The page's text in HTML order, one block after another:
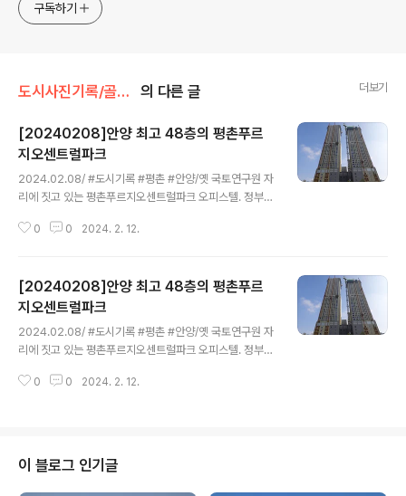
구독하기
도시사진기록/골목풍경 의 다른 글 더보기
[20240208]안양 최고 48층의 평촌푸르
지오센트럴파크
2024.02.08/ #도시기록 #평촌 #안양/옛 국토연구원 자
리에 짓고 있는 평촌푸르지오센트럴파크 오피스텔. 정부의
되어 철거돤 국토연구원 자리에 현재 45-48층의 높이의
동안구 시민대로 254(관양동 1591-6)에 준공한 국토연
구원 건물은 지하 2층~지상 10층(연면적 1만9천961㎡)
규모로 정부의 공기업 지방이전 정책에 따라 매물로 내놨
던 종전부동산이다. 총 10차례 유찰된 후 2014년 11월에
안양에서 병원사업을 하는 개인 K씨에게 710억원에 매각
됐다. 연구시설 용도로 건물이 지어졌지만 유찰 과정에서
0 0 2024. 2. 12.
[20240208]안양 최고 48층의 평촌푸르
지오센트럴파크
2024.02.08/ #도시기록 #평촌 #안양/옛 국토연구원 자
리에 짓고 있는 평촌푸르지오센트럴파크 오피스텔. 정부의
되어 철거돤 국토연구원 자리에 현재 45-48층의 높이의
구원 건물은 지하 2층~지상 10층(연면적 1만9천961㎡)
규모로 정부의 공기업 지방이전 정책에 따라 매물로 내놨
0 0 2024. 2. 12.
이 블로그 인기글